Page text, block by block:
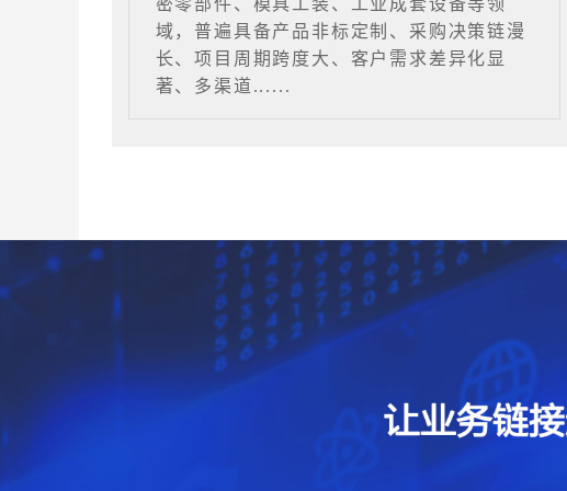
密零部件、模具工装、工业成套设备等领
域，普遍具备产品非标定制、采购决策链漫
长、项目周期跨度大、客户需求差异化显
著、多渠道......